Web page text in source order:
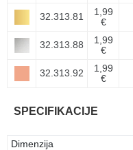
32.313.81
1,99
€
32.313.88
1,99
€
32.313.92
1,99
€
SPECIFIKACIJE
Dimenzija